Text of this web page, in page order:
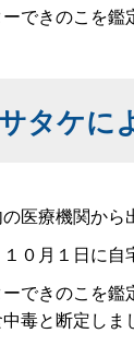
できのこを
タケに
医療機関か
０月１日に
できのこを
毒と断定しま